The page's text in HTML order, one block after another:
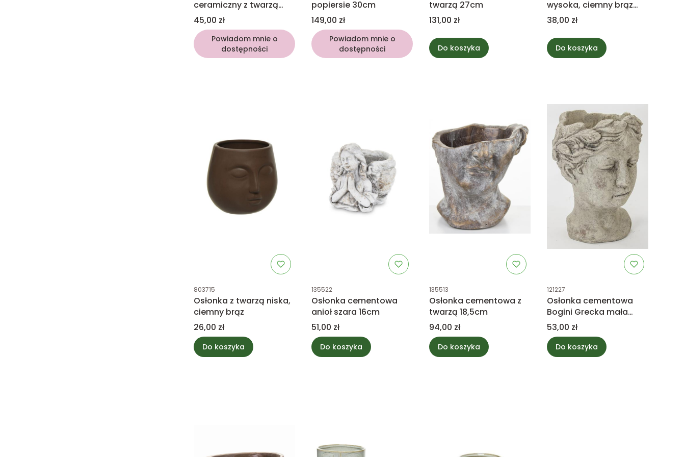
ceramiczny z twarzą
20cm
Cena
45,00 zł
Powiadom mnie o
dostępności
popiersie 30cm
Cena
149,00 zł
Powiadom mnie o
dostępności
twarzą 27cm
Cena
131,00 zł
Do koszyka
wysoka, ciemny brąz
15cm
Cena
38,00 zł
Do koszyka
Kod produktu
803715
Osłonka z twarzą niska,
ciemny brąz
Cena
26,00 zł
Do koszyka
Kod produktu
135522
Osłonka cementowa
anioł szara 16cm
Cena
51,00 zł
Do koszyka
Kod produktu
135513
Osłonka cementowa z
twarzą 18,5cm
Cena
94,00 zł
Do koszyka
Kod produktu
121227
Osłonka cementowa
Bogini Grecka mała
20cm
Cena
53,00 zł
Do koszyka